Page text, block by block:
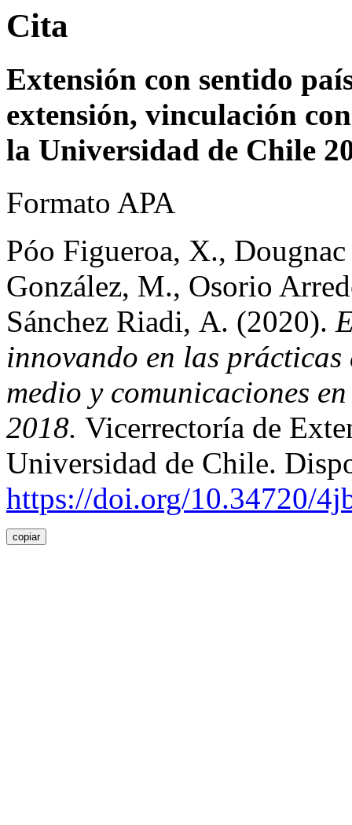
Cita
Extensión con sentido
extensión, vinculación
la Universidad de Chile
Formato APA
Póo Figueroa, X.,
González, M., Osorio
Sánchez Riadi, A. (2020).
innovando en las
medio y comunicaciones
2018. Vicerrectoría de
Universidad de Chile.
https://doi.org/10.34720/
copiar